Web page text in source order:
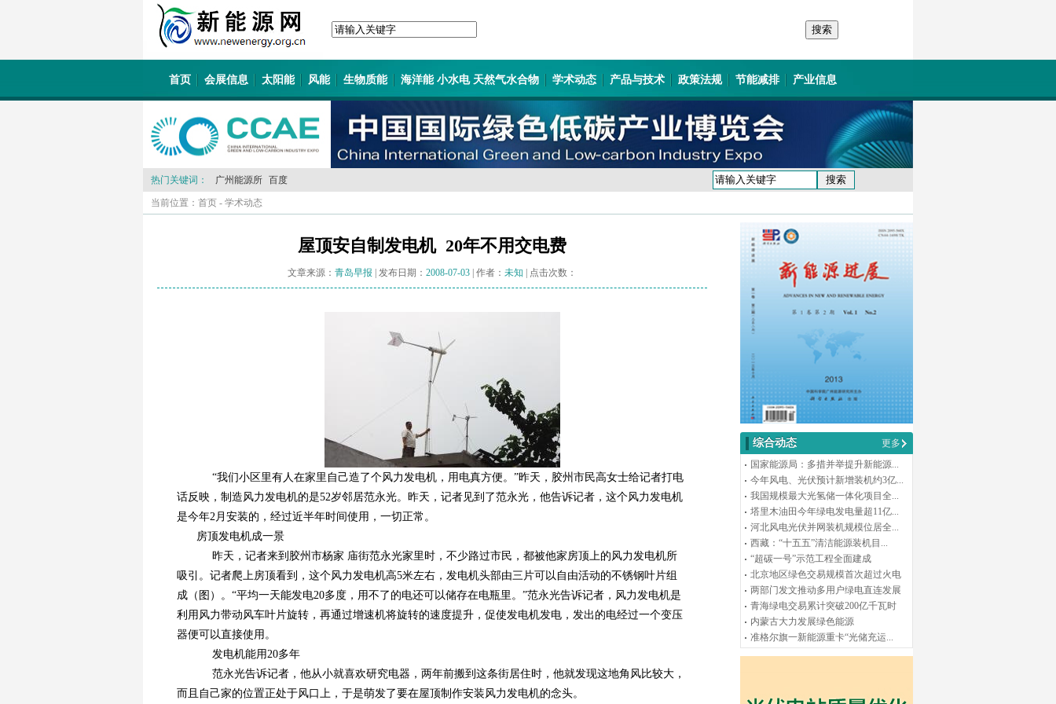
首页 会展信息 太阳能 风能 生物质能 海洋能 小水电 天然气水合物 学术动态 产品与技术 政策法规 节能减排 产业信息
热门关键词： 广州能源所 百度
当前位置： 首页 - 学术动态
屋顶安自制发电机 20年不用交电费
文章来源： 青岛早报 | 发布日期： 2008-07-03 | 作者： 未知 | 点击次数：
“我们小区里有人在家里自己造了个风力发电机，用电真方便。”昨天，胶州市民高女士给记者打电
话反映，制造风力发电机的是52岁邻居范永光。昨天，记者见到了范永光，他告诉记者，这个风力发电机
是今年2月安装的，经过近半年时间使用，一切正常。
房顶发电机成一景
昨天，记者来到胶州市杨家 庙街范永光家里时，不少路过市民，都被他家房顶上的风力发电机所
吸引。记者爬上房顶看到，这个风力发电机高5米左右，发电机头部由三片可以自由活动的不锈钢叶片组
成（图）。“平均一天能发电20多度，用不了的电还可以储存在电瓶里。”范永光告诉记者，风力发电机是
利用风力带动风车叶片旋转，再通过增速机将旋转的速度提升，促使发电机发电，发出的电经过一个变压
器便可以直接使用。
发电机能用20多年
范永光告诉记者，他从小就喜欢研究电器，两年前搬到这条街居住时，他就发现这地角风比较大，
而且自己家的位置正处于风口上，于是萌发了要在屋顶制作安装风力发电机的念头。
综合动态
更多
国家能源局：多措并举提升新能源...
今年风电、光伏预计新增装机约3亿...
我国规模最大光氢储一体化项目全...
塔里木油田今年绿电发电量超11亿...
河北风电光伏并网装机规模位居全...
西藏：“十五五”清洁能源装机目...
“超碳一号”示范工程全面建成
北京地区绿色交易规模首次超过火电
两部门发文推动多用户绿电直连发展
青海绿电交易累计突破200亿千瓦时
内蒙古大力发展绿色能源
准格尔旗一新能源重卡“光储充运...